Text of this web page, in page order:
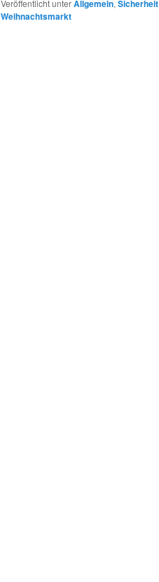
Veröffentlicht unterAllgemein, Sicherheit
Weihnachtsmarkt